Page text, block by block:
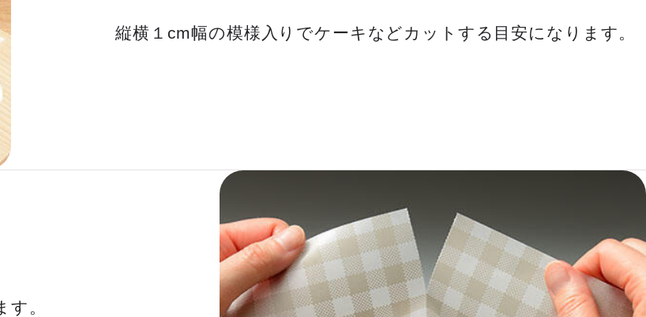
縦横１cm幅の模様入りでケーキなどカットする目安になります。
。